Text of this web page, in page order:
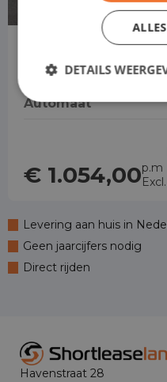
Mercedes-Benz
250+ AMG Line
Automaat
€ 1.054,00p.m
Levering aan huis in
Geen jaarcijfers nodig
Direct rijden
Havenstraat 28
DETAILS